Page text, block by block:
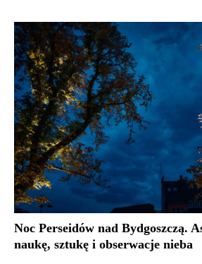
Noc Perseidów nad Bydgoszczą.
naukę, sztukę i obserwacje nieba